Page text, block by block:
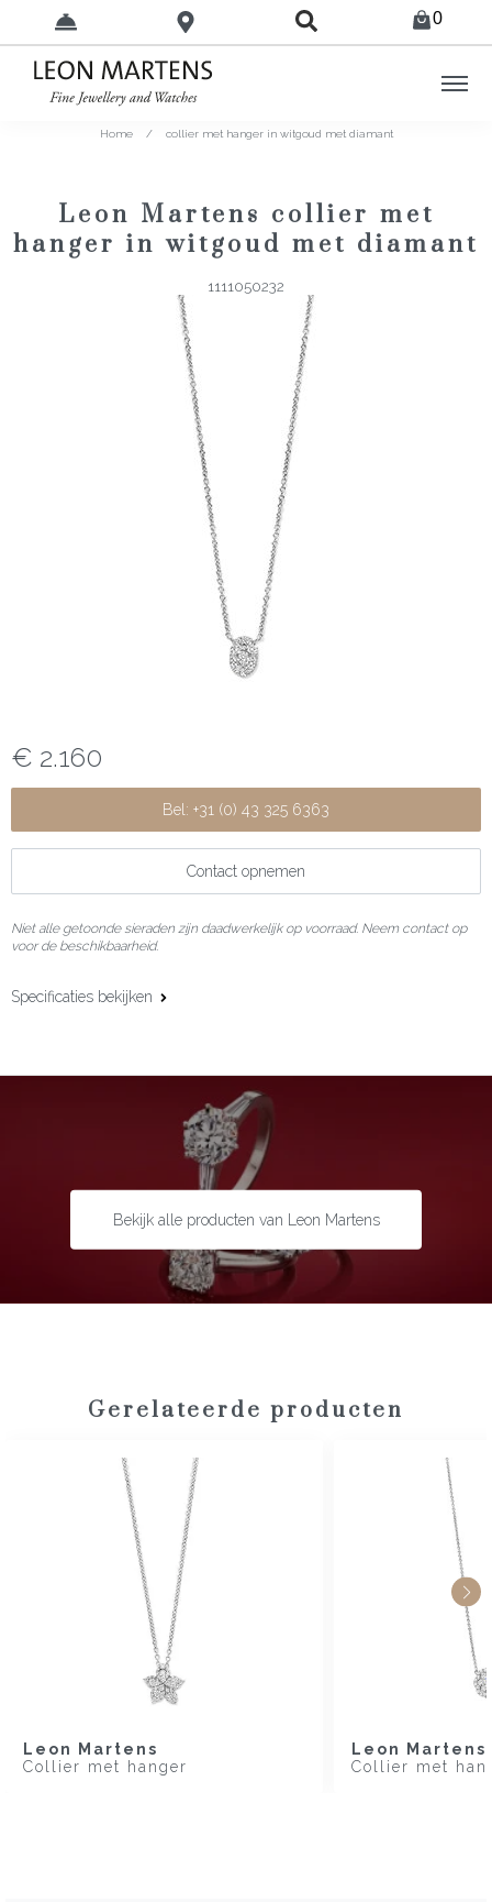
0
Home / collier met hanger in witgoud met diamant
Leon Martens collier met
hanger in witgoud met diamant
1111050232
€ 2.160
Bel: +31 (0) 43 325 6363
Contact opnemen
Niet alle getoonde sieraden zijn daadwerkelijk op voorraad. Neem contact op
voor de beschikbaarheid.
Specificaties bekijken
Pavé gezet
Diamant
Briljant
0,39 ct
Bekijk alle producten van Leon Martens
Gerelateerde producten
Leon Martens
Collier met hanger
Leon Martens
Collier met